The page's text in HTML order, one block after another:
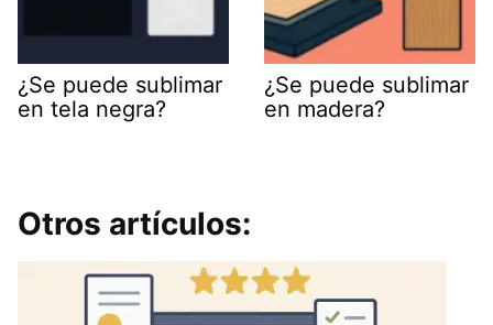
¿Se puede sublimar
en tela negra?
¿Se puede sublimar
en madera?
Otros artículos: